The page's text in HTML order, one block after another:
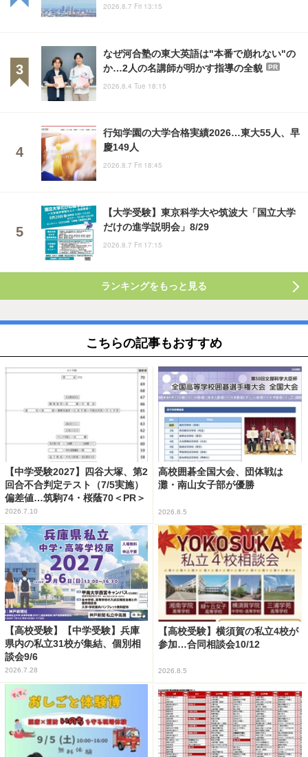
2026.8.7 Fri 13:15
なぜ河合塾の東大英語は"本番で崩れない"の
か…2人の名講師が明かす指導の全貌
PR
2026.8.4 Tue 18:15
行知学園の大学合格実績2026…東大55人、早
慶149人
2026.8.7 Fri 18:45
【大学受験】東京科学大や筑波大「国立大学
だけの進学説明会」8/29
2026.8.7 Fri 17:15
ランキングをもっと見る
こちらの記事もおすすめ
【中学受験2027】四谷大塚、第2
回合不合判定テスト（7/5実施）
偏差値…筑駒74・桜蔭70＜PR＞
2026.7.10
高校囲碁全国大会、団体戦は
灘・南山女子部が優勝
2026.8.5
【高校受験】【中学受験】兵庫
県内の私立31校が集結、個別相
談会9/6
2026.7.28
【高校受験】横須賀の私立4校が
参加…合同相談会10/12
2026.8.5